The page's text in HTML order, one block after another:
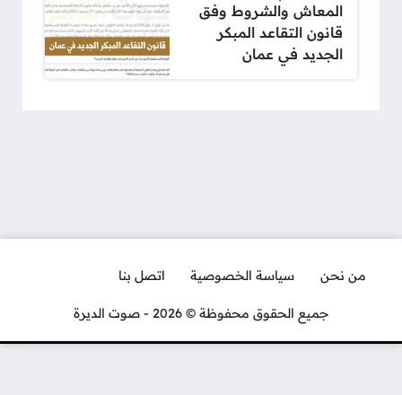
المعاش والشروط وفق
قانون التقاعد المبكر
الجديد في عمان
من نحن سياسة الخصوصية اتصل بنا
جميع الحقوق محفوظة © 2026 - صوت الديرة